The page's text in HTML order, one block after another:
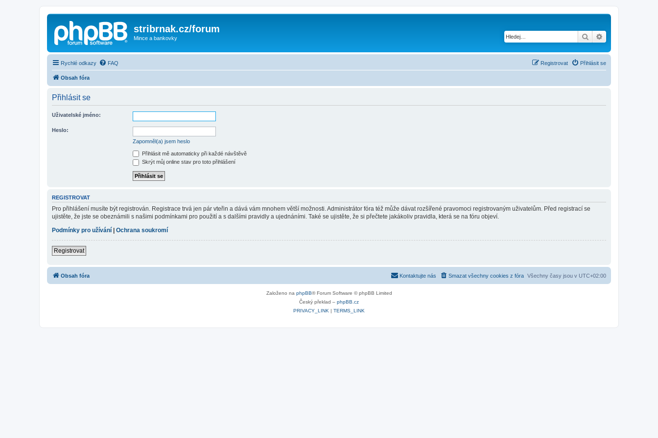
stribrnak.cz/forum
Mince a bankovky Hledat
Rychlé odkazy FAQ Přihlásit se
Registrovat
Obsah fóra
Přihlásit se
Uživatelské jméno:
Heslo:
Zapomněl(a) jsem heslo
Přihlásit mě automaticky při každé návštěvě
Skrýt můj online stav pro toto přihlášení
REGISTROVAT
Pro přihlášení musíte být registrován. Registrace trvá jen pár vteřin a dává vám mnohem větší možnosti. Administrátor fóra též může dávat rozšířené pravomoci registrovaným uživatelům. Před registrací se
ujistěte, že jste se obeznámili s našimi podmínkami pro použití a s dalšími pravidly a ujednáními. Také se ujistěte, že si přečtete jakákoliv pravidla, která se na fóru objeví.
Podmínky pro užívání
Ochrana soukromí
Registrovat
Obsah fóra Všechny časy jsou v UTC+02:00
Smazat všechny cookies z fóra
Kontaktujte nás
Založeno na phpBB® Forum Software © phpBB Limited
Český překlad – phpBB.cz
PRIVACY_LINK | TERMS_LINK